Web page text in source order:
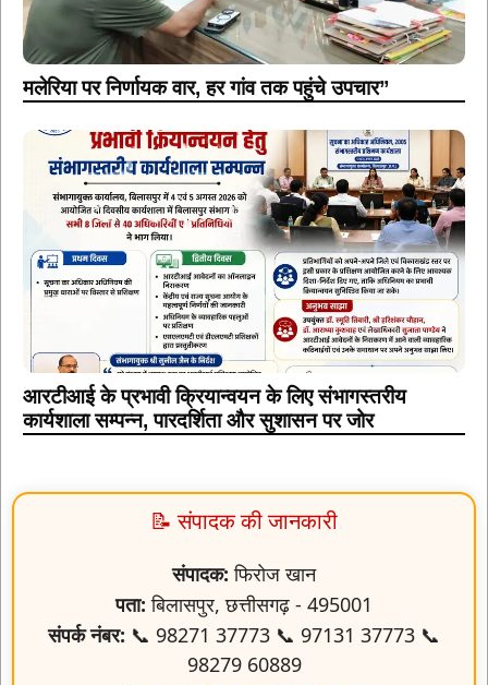
मलेरिया पर निर्णायक वार, हर गांव तक पहुंचे उपचार”
आरटीआई के प्रभावी क्रियान्वयन के लिए संभागस्तरीय
कार्यशाला सम्पन्न, पारदर्शिता और सुशासन पर जोर
📝 संपादक की जानकारी
संपादक: फिरोज खान
पता: बिलासपुर, छत्तीसगढ़ - 495001
संपर्क नंबर: 📞 98271 37773 📞 97131 37773 📞
98279 60889